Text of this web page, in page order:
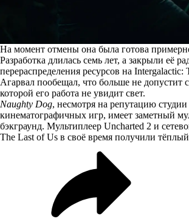
На момент отмены она была готова
Разработка длилась семь лет, а закрыли её
перераспределения ресурсов на Intergalactic:
Агарвал пообещал, что больше не допустит
которой его работа не увидит свет.
Naughty Dog, несмотря на репутацию
кинематографичных игр, имеет заметный
бэкграунд. Мультиплеер Uncharted 2 и
The Last of Us в своё время получили